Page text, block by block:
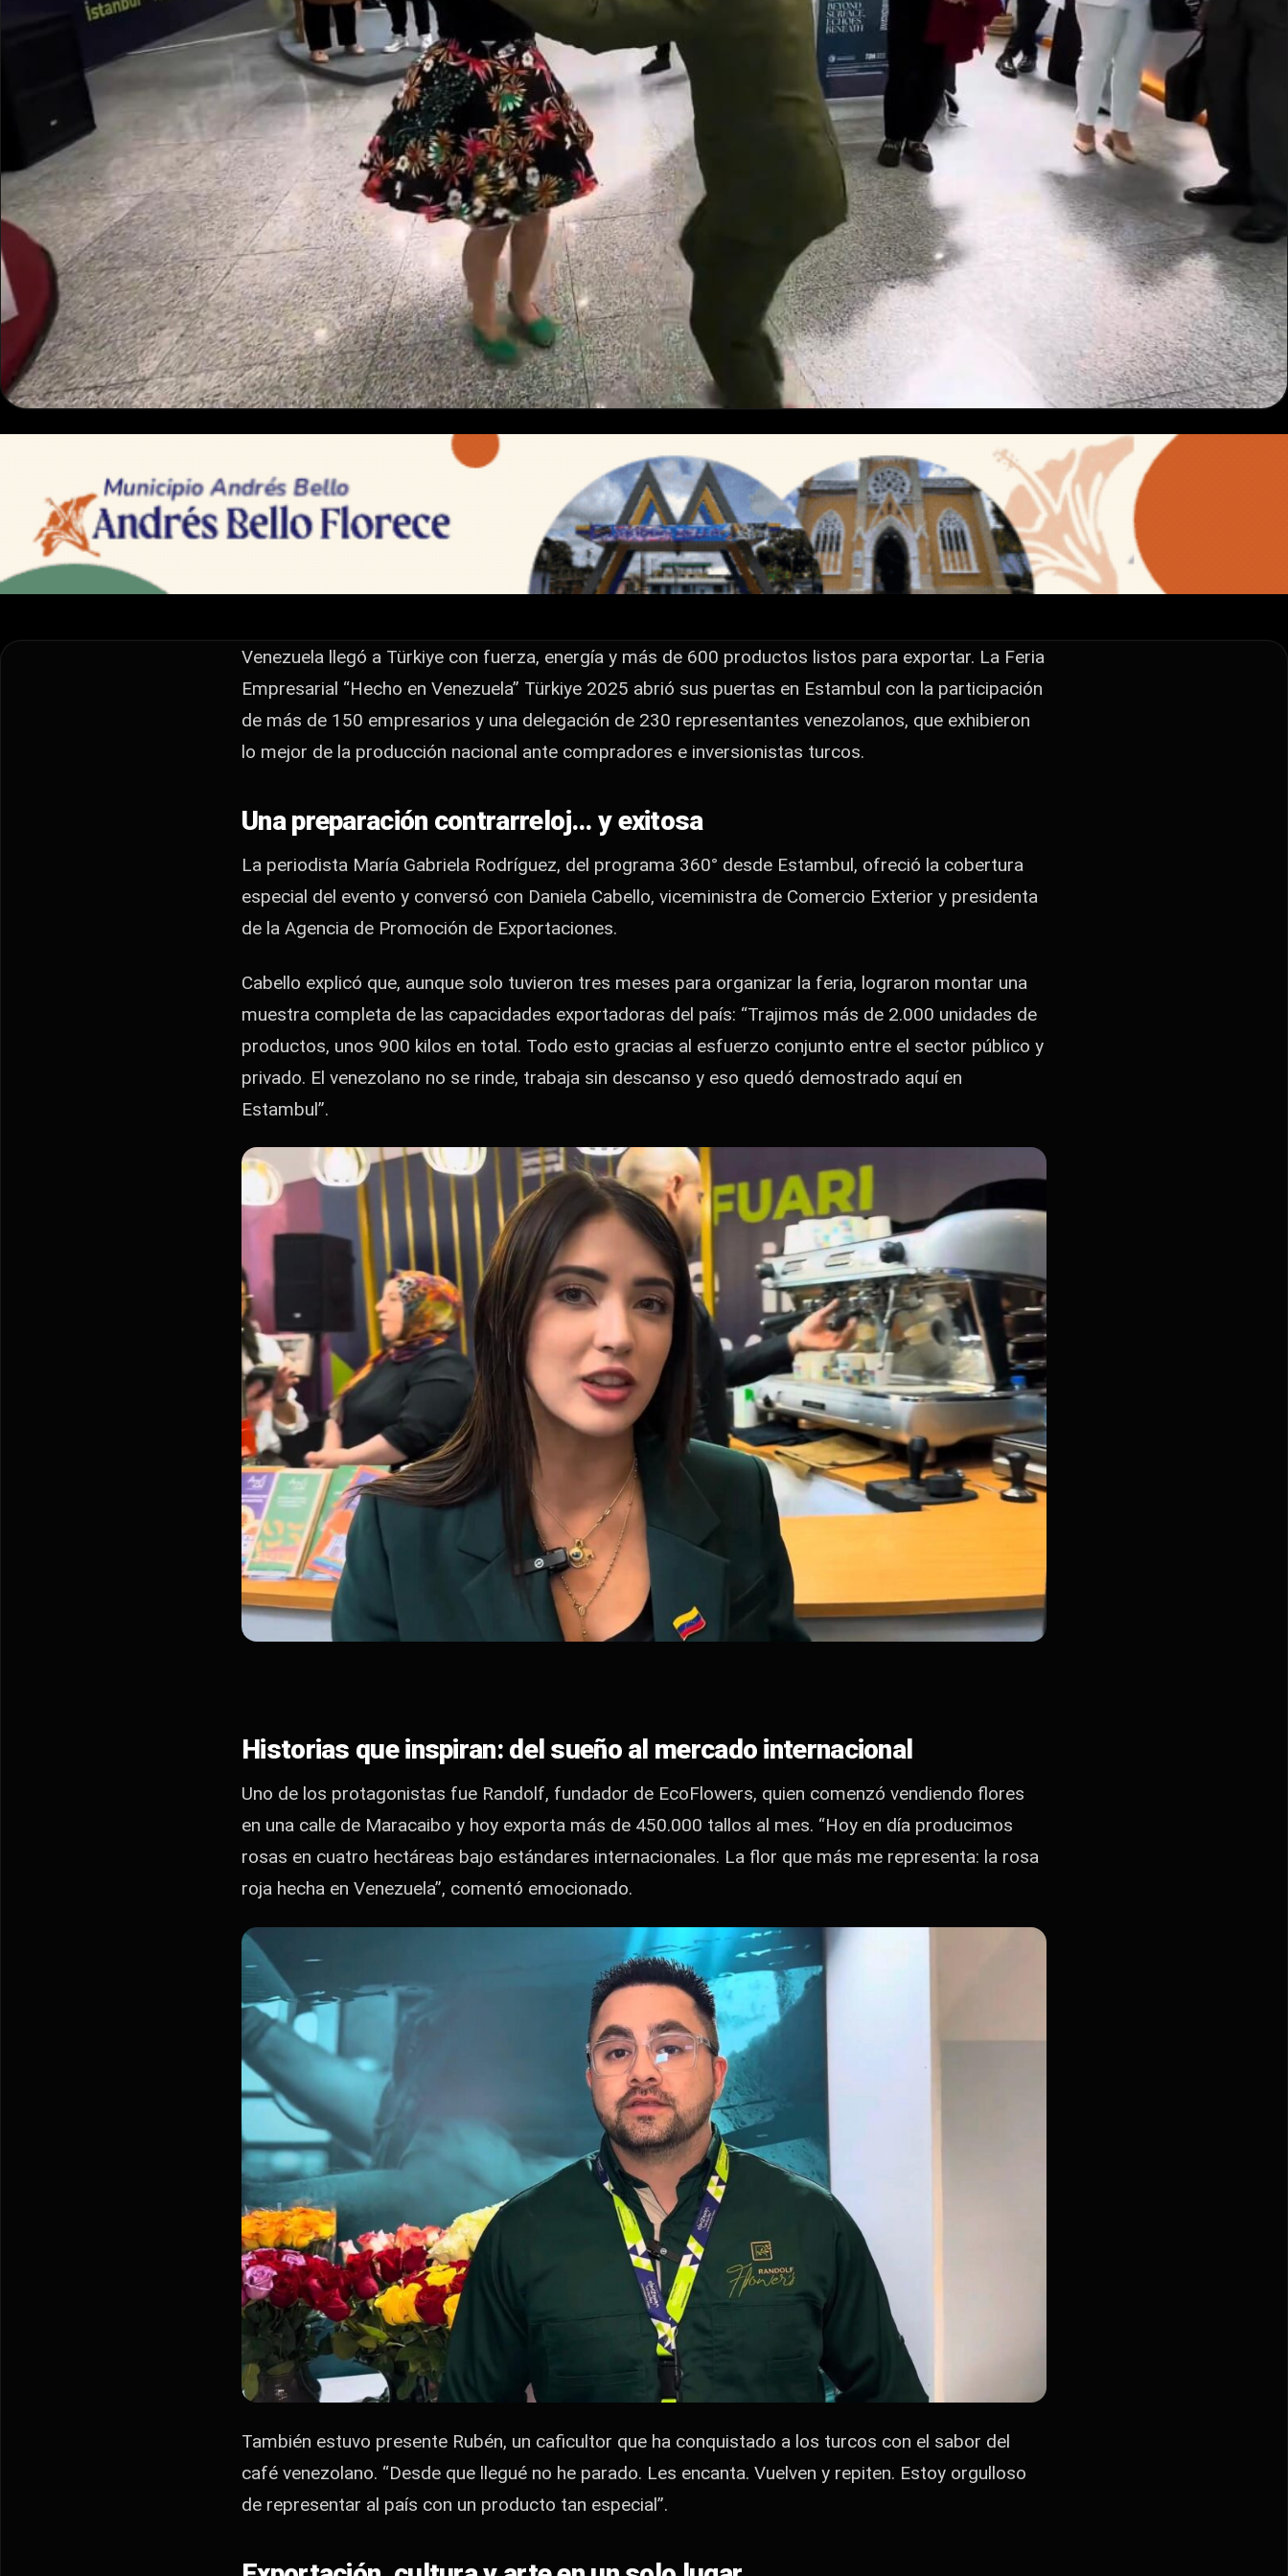
Estambul no lo vio venir: Venezuela llegó
con todo
Venezuela llegó a Türkiye con fuerza, energía y más de 600 productos listos para exportar. La Feria
Empresarial “Hecho en Venezuela” Türkiye 2025 abrió sus puertas en Estambul con la participación
de más de 150 empresarios y una delegación de 230 representantes venezolanos, que exhibieron
lo mejor de la producción nacional ante compradores e inversionistas turcos.
Una preparación contrarreloj… y exitosa
La periodista María Gabriela Rodríguez, del programa 360° desde Estambul, ofreció la cobertura
especial del evento y conversó con Daniela Cabello, viceministra de Comercio Exterior y presidenta
de la Agencia de Promoción de Exportaciones.
Cabello explicó que, aunque solo tuvieron tres meses para organizar la feria, lograron montar una
muestra completa de las capacidades exportadoras del país: “Trajimos más de 2.000 unidades de
productos, unos 900 kilos en total. Todo esto gracias al esfuerzo conjunto entre el sector público y
privado. El venezolano no se rinde, trabaja sin descanso y eso quedó demostrado aquí en
Estambul”.
Historias que inspiran: del sueño al mercado internacional
Uno de los protagonistas fue Randolf, fundador de EcoFlowers, quien comenzó vendiendo flores
en una calle de Maracaibo y hoy exporta más de 450.000 tallos al mes. “Hoy en día producimos
rosas en cuatro hectáreas bajo estándares internacionales. La flor que más me representa: la rosa
roja hecha en Venezuela”, comentó emocionado.
También estuvo presente Rubén, un caficultor que ha conquistado a los turcos con el sabor del
café venezolano. “Desde que llegué no he parado. Les encanta. Vuelven y repiten. Estoy orgulloso
de representar al país con un producto tan especial”.